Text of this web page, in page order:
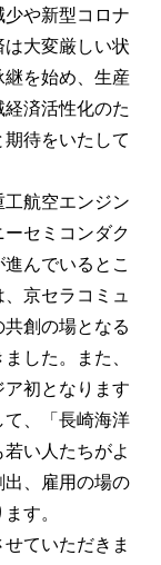
や新型コロナ
大変厳しい状
を始め、生産
済活性化のた
待をいたして
航空エンジン
セミコンダク
んでいるとこ
京セラコミュ
創の場となる
した。また、
初となります
、「長崎海洋
い人たちがよ
出、雇用の場の
す。
ていただきま